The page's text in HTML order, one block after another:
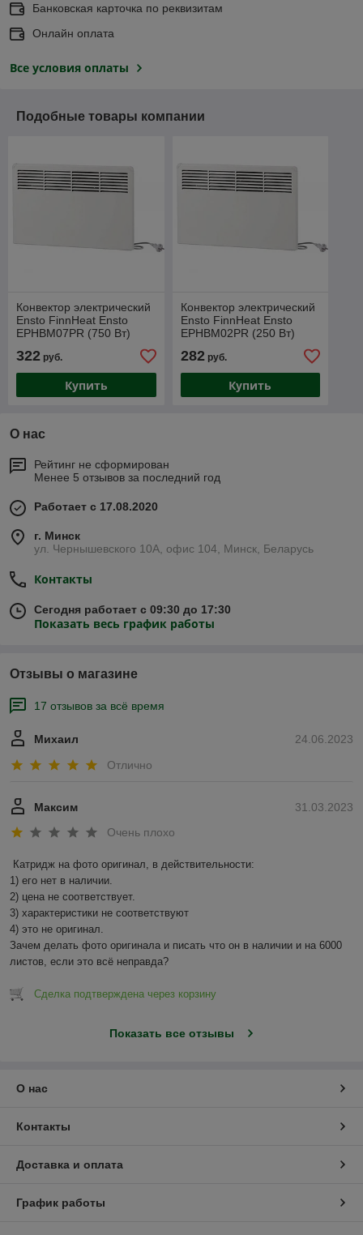
Банковская карточка по реквизитам
Онлайн оплата
Все условия оплаты
Подобные товары компании
Конвектор электрический
Ensto FinnHeat Ensto
EPHBM07PR (750 Вт)
322 руб.
Купить
Конвектор электрический
Ensto FinnHeat Ensto
EPHBM02PR (250 Вт)
282руб.
Купить
О нас
Рейтинг не сформирован
Менее 5 отзывов за последний год
Работает с 17.08.2020
г. Минск
ул. Чернышевского 10А, офис 104, Минск, Беларусь
Контакты
Сегодня работает с 09:30 до 17:30
Показать весь график работы
Отзывы о магазине
17 отзывов за всё время
24.06.2023
Михаил
Отлично
31.03.2023
Максим
Очень плохо
Катридж на фото оригинал, в действительности:
1) его нет в наличии.
2) цена не соответствует.
3) характеристики не соответствуют
4) это не оригинал.
Зачем делать фото оригинала и писать что он в наличии и на 6000
листов, если это всё неправда?
Сделка подтверждена через корзину
Показать все отзывы
О нас
Контакты
Доставка и оплата
График работы